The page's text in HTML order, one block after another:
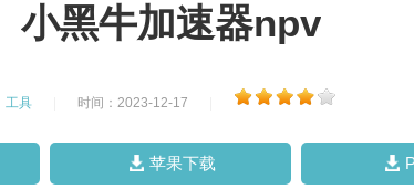
小黑牛加速器npv
工具 时间：2023-12-17
苹果下载